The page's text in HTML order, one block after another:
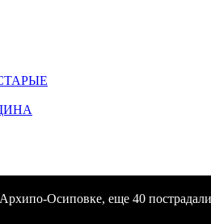
Осиповке, еще 40 пострадали